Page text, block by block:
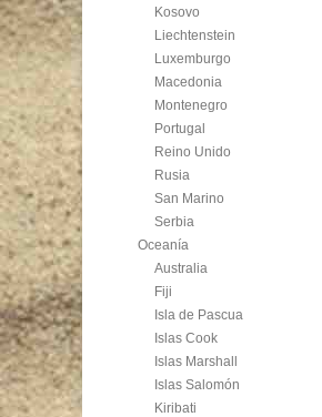
Kosovo
Liechtenstein
Luxemburgo
Macedonia
Montenegro
Portugal
Reino Unido
Rusia
San Marino
Serbia
Oceanía
Australia
Fiji
Isla de Pascua
Islas Cook
Islas Marshall
Islas Salomón
Kiribati